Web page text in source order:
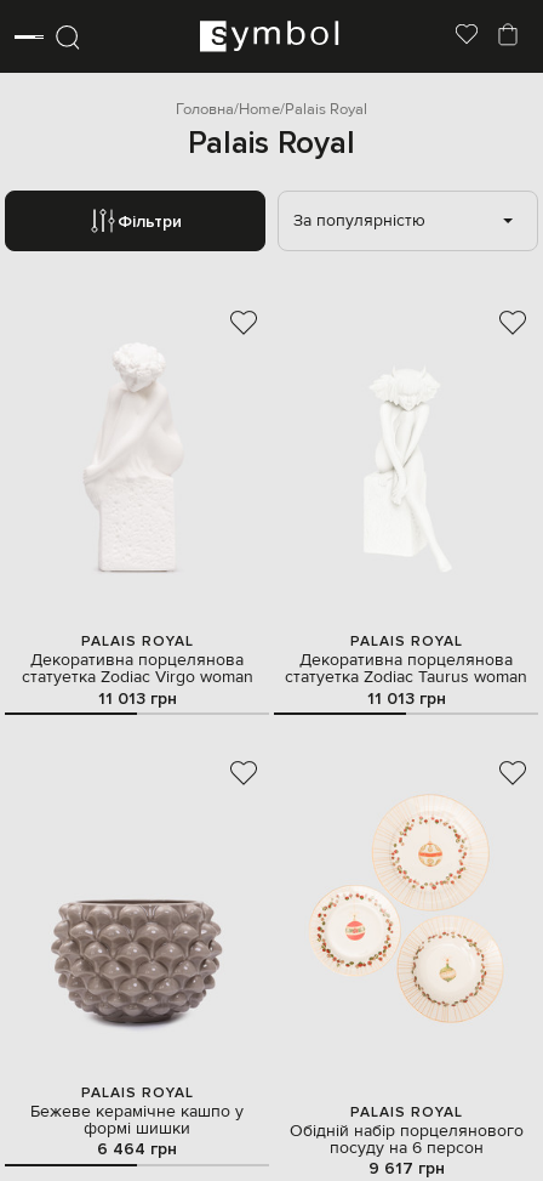
Головна Home Palais Royal
Palais Royal
Фільтри За популярністю
PALAIS ROYAL
Декоративна порцелянова
статуетка Zodiac Virgo woman
11 013 грн
PALAIS ROYAL
Декоративна порцелянова
статуетка Zodiac Taurus woman
11 013 грн
PALAIS ROYAL
Бежеве керамічне кашпо у
формі шишки
6 464 грн
PALAIS ROYAL
Обідній набір порцелянового
посуду на 6 персон
9 617 грн